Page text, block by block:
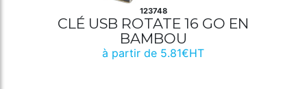
123748
CLÉ USB ROTATE 16 GO EN
BAMBOU
à partir de 5.81€HT